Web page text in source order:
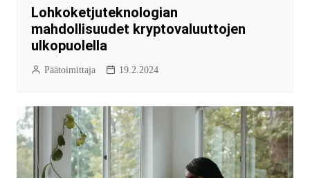
Lohkoketjuteknologian
mahdollisuudet kryptovaluuttojen
ulkopuolella
Päätoimittaja 19.2.2024